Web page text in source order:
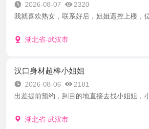
2026-08-07
2320
我就喜欢熟女，联系好后，姐姐遥控上楼，
湖北省-武汉市
汉口身材超棒小姐姐
2026-08-06
2181
出差提前预约，到目的地直接去找小姐姐，
湖北省-武汉市